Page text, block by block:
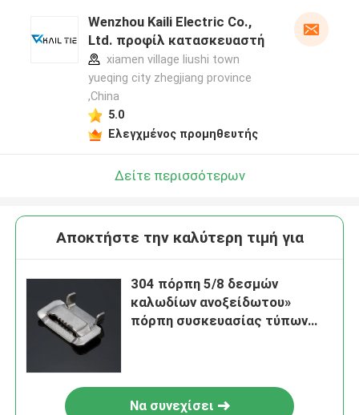
Wenzhou Kaili Electric Co.,
Ltd. προφίλ κατασκευαστή
xiamen village liushi town
yueqing city zhegjiang province
,China
5.0
Ελεγχμένος προμηθευτής
Δείτε περισσότερων
Αποκτήστε την καλύτερη τιμή για
304 πόρπη 5/8 δεσμών
καλωδίων ανοξείδωτου»
πόρπη συσκευασίας τύπων
Να συνεχίσει